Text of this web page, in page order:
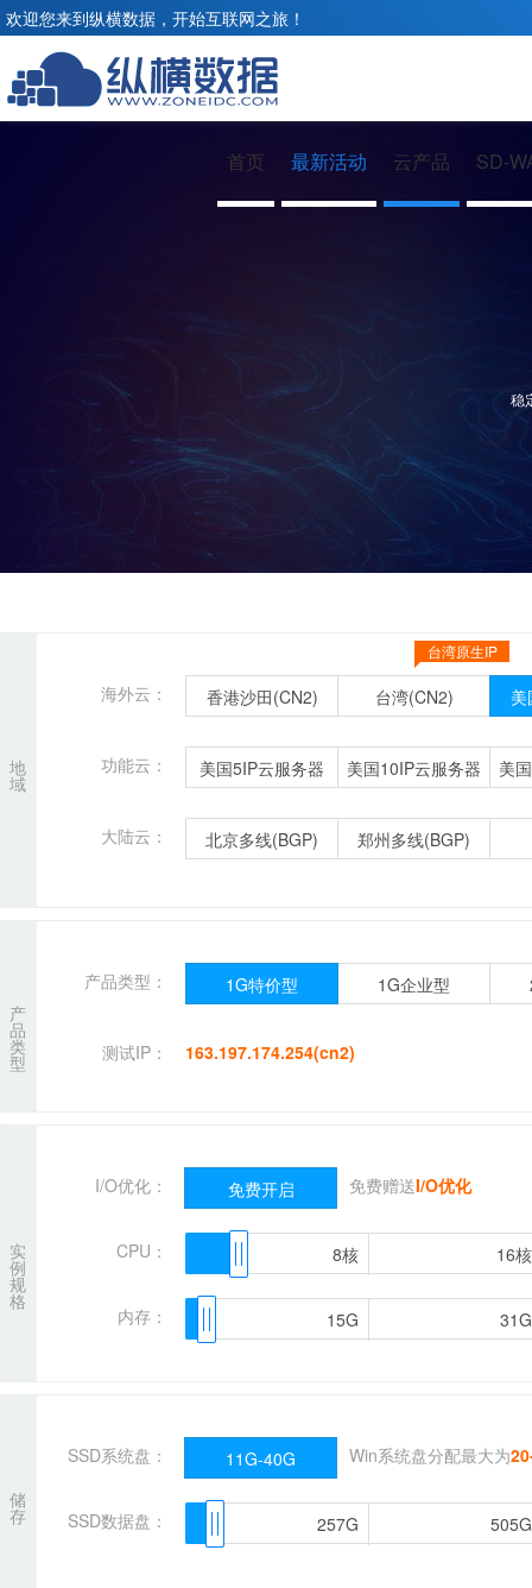
欢迎您来到纵横数据，开始互联网之旅！
首页 最新活动 云产品 SD-
稳
地
域
海外云： 香港沙田(CN2) 台湾(CN2)
台湾原生IP
功能云： 美国5IP云服务器 美国10IP云服务器 美
大陆云： 北京多线(BGP) 郑州多线(BGP)
产
品
类
型
产品类型： 1G特价型 1G企业型
测试IP： 163.197.174.254(cn2)
实
例
规
格
I/O优化： 免费开启 免费赠送I/O优化
CPU： 8核 16核
8核 16核
内存： 15G 31G
15G 31G
储
存
SSD系统盘： 11G-40G Win系统盘分配最大为
SSD数据盘： 257G 505G
257G 505G